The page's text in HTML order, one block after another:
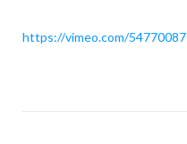
https://vimeo.com/54770087